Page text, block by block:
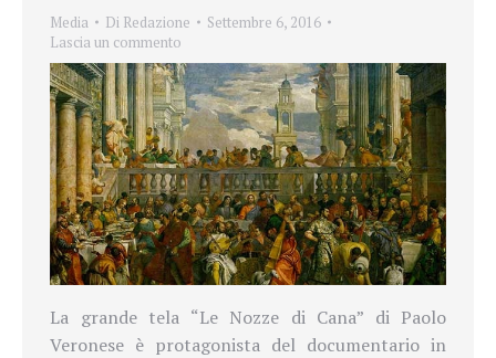
Media Di Redazione
Settembre 6, 2016
Lascia un commento
La grande tela “Le Nozze di Cana” di Paolo
Veronese è protagonista del documentario in